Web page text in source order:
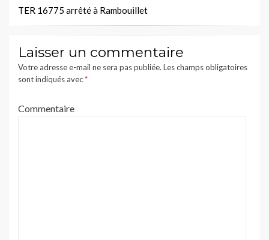
TER 16775 arrêté à Rambouillet
Laisser un commentaire
Votre adresse e-mail ne sera pas publiée. Les champs obligatoires
sont indiqués avec*
Commentaire